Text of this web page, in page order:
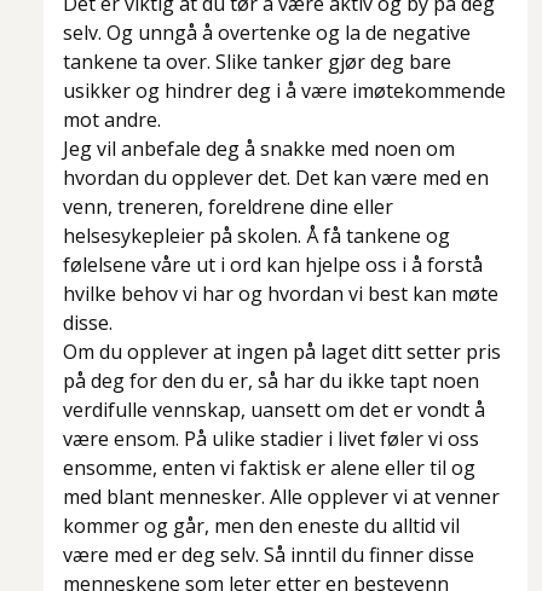
selv. Og unngå å overtenke og la de negative
tankene ta over. Slike tanker gjør deg bare
usikker og hindrer deg i å være imøtekommende
mot andre.
Jeg vil anbefale deg å snakke med noen om
hvordan du opplever det. Det kan være med en
venn, treneren, foreldrene dine eller
helsesykepleier på skolen. Å få tankene og
følelsene våre ut i ord kan hjelpe oss i å forstå
hvilke behov vi har og hvordan vi best kan møte
disse.
Om du opplever at ingen på laget ditt setter pris
på deg for den du er, så har du ikke tapt noen
verdifulle vennskap, uansett om det er vondt å
være ensom. På ulike stadier i livet føler vi oss
ensomme, enten vi faktisk er alene eller til og
med blant mennesker. Alle opplever vi at venner
kommer og går, men den eneste du alltid vil
være med er deg selv. Så inntil du finner disse
menneskene som leter etter en bestevenn